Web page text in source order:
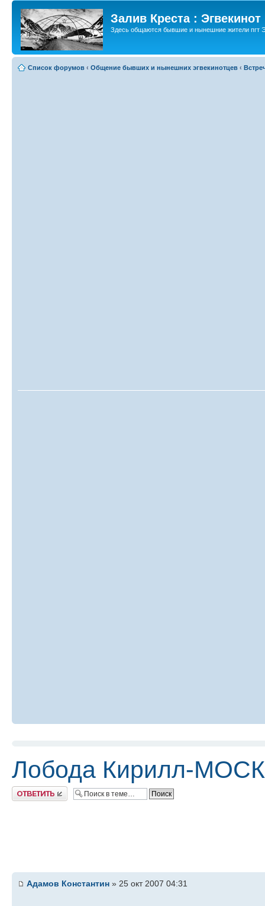
Залив Креста : Эгвекинот
Здесь общаются бывшие и нынешние жители пгт
Список форумов ‹ Общение бывших и нынешних эгвекинотцев ‹
Лобода Кирилл-
Ответить
Адамов Константин » 25 окт 2007 04:31